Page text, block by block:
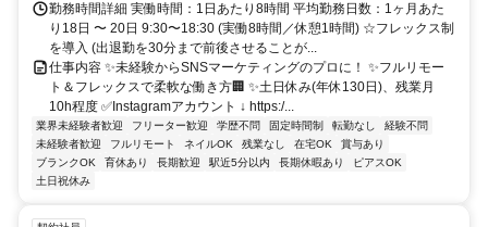
勤務時間詳細 実働時間：1日あたり8時間 平均勤務日数：1ヶ月あた
り18日 〜 20日 9:30〜18:30 (実働8時間／休憩1時間) ☆フレックス制
を導入 (出退勤を30分まで前後させることが...
仕事内容 ✨未経験からSNSマーケティングのプロに！ ✨フルリモー
ト＆フレックスで柔軟な働き方🏢 ✨土日休み(年休130日)、残業月
10h程度 ✅Instagramアカウント ↓ https:/...
業界未経験者歓迎 フリーター歓迎 学歴不問 固定時間制 転勤なし
経験不問
未経験者歓迎
フルリモート ネイルOK 残業なし 在宅OK
賞与あり
ブランクOK
育休あり 長期歓迎 駅近5分以内 長期休暇あり
ピアスOK
土日祝休み